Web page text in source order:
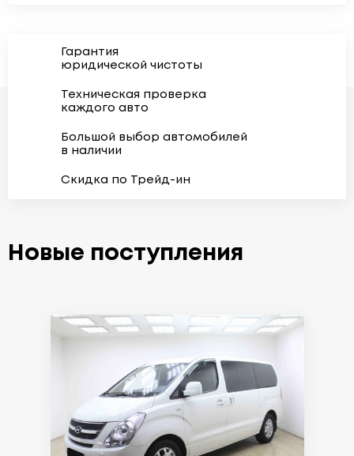
Гарантия
юридической чистоты
Техническая проверка
каждого авто
Большой выбор автомобилей
в наличии
Скидка по Трейд-ин
Новые поступления